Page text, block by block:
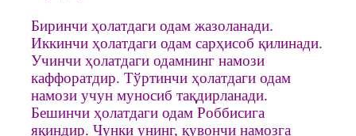
Биринчи ҳолатдаги одам жазоланади.
Иккинчи ҳолатдаги одам сарҳисоб қилинади.
Учинчи ҳолатдаги одамнинг намози
каффоратдир. Тўртинчи ҳолатдаги одам
намози учун муносиб тақдирланади.
Бешинчи ҳолатдаги одам Роббисига
яқиндир. Чунки унинг, қувончи намозга